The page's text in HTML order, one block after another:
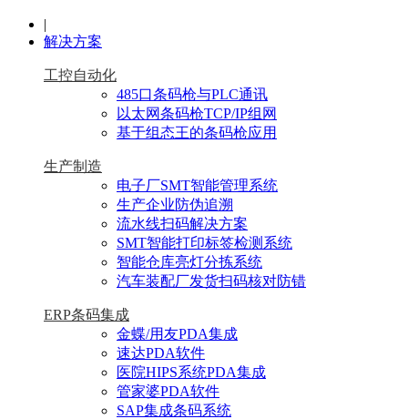
|
解决方案
工控自动化
485口条码枪与PLC通讯
以太网条码枪TCP/IP组网
基于组态王的条码枪应用
生产制造
电子厂SMT智能管理系统
生产企业防伪追溯
流水线扫码解决方案
SMT智能打印标签检测系统
智能仓库亮灯分拣系统
汽车装配厂发货扫码核对防错
ERP条码集成
金蝶/用友PDA集成
速达PDA软件
医院HIPS系统PDA集成
管家婆PDA软件
SAP集成条码系统